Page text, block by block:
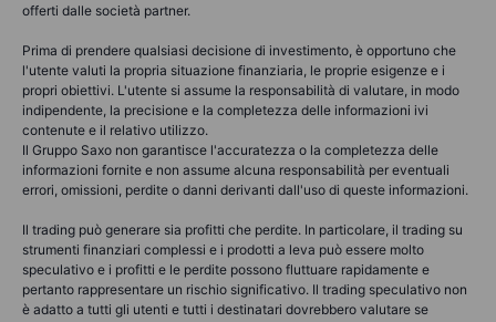
offerti dalle società partner.
Prima di prendere qualsiasi decisione di investimento, è opportuno che
l'utente valuti la propria situazione finanziaria, le proprie esigenze e i
propri obiettivi. L'utente si assume la responsabilità di valutare, in modo
indipendente, la precisione e la completezza delle informazioni ivi
contenute e il relativo utilizzo.
Il Gruppo Saxo non garantisce l'accuratezza o la completezza delle
informazioni fornite e non assume alcuna responsabilità per eventuali
errori, omissioni, perdite o danni derivanti dall'uso di queste informazioni.
Il trading può generare sia profitti che perdite. In particolare, il trading su
strumenti finanziari complessi e i prodotti a leva può essere molto
speculativo e i profitti e le perdite possono fluttuare rapidamente e
pertanto rappresentare un rischio significativo. Il trading speculativo non
è adatto a tutti gli utenti e tutti i destinatari dovrebbero valutare se